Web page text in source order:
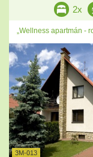
2x
„Wellness apartmán -
3M-013